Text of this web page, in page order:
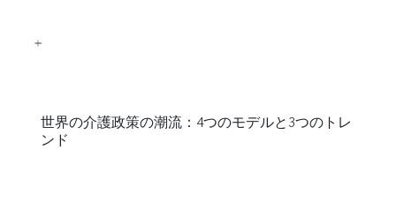
世界の介護政策の潮流：4つのモデルと3つのトレ
ンド